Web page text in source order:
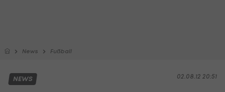
News Fußball
02.08.12 20:51
NEWS